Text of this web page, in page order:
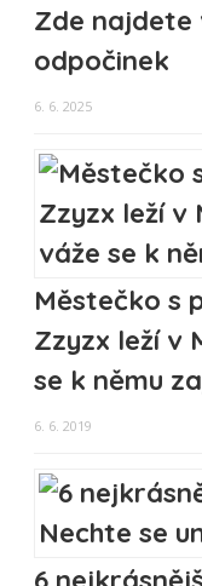
Zde najdete
odpočinek
6. 6. 2025
Městečko s
Zzyzx leží v
se k němu
6. 6. 2019